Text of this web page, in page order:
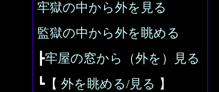
牢獄の中から外を見る
監獄の中から外を眺める
┣牢屋の窓から（外を）見る
┗【 外を眺める/見る 】